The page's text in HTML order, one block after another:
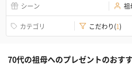
シーン 祖
カテゴリ こだわり(1)
70代の祖母へのプレゼントのおす